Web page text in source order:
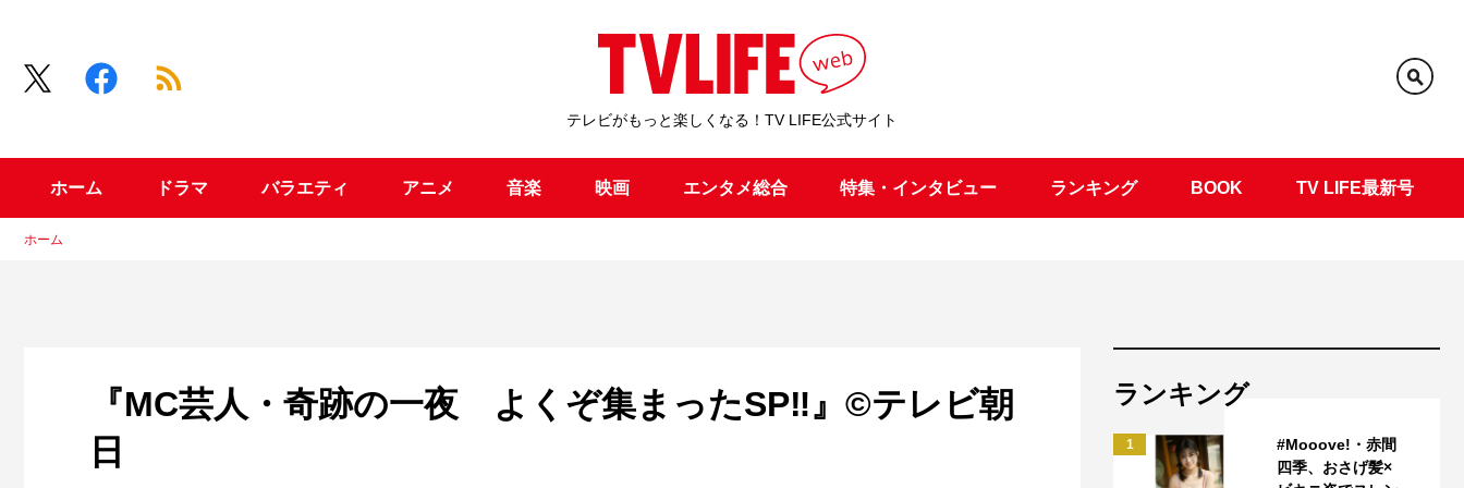
テレビがもっと楽しくなる！TV LIFE公式サイト
ホーム ドラマ バラエティ アニメ 音楽 映画 エンタメ総合 特集・インタビュー ランキング BOOK TV LIFE最新号
ホーム
『MC芸人・奇跡の一夜 よくぞ集まったSP‼』©テレビ朝
日
ランキング
1
#Mooove!・赤間
四季、おさげ髪×